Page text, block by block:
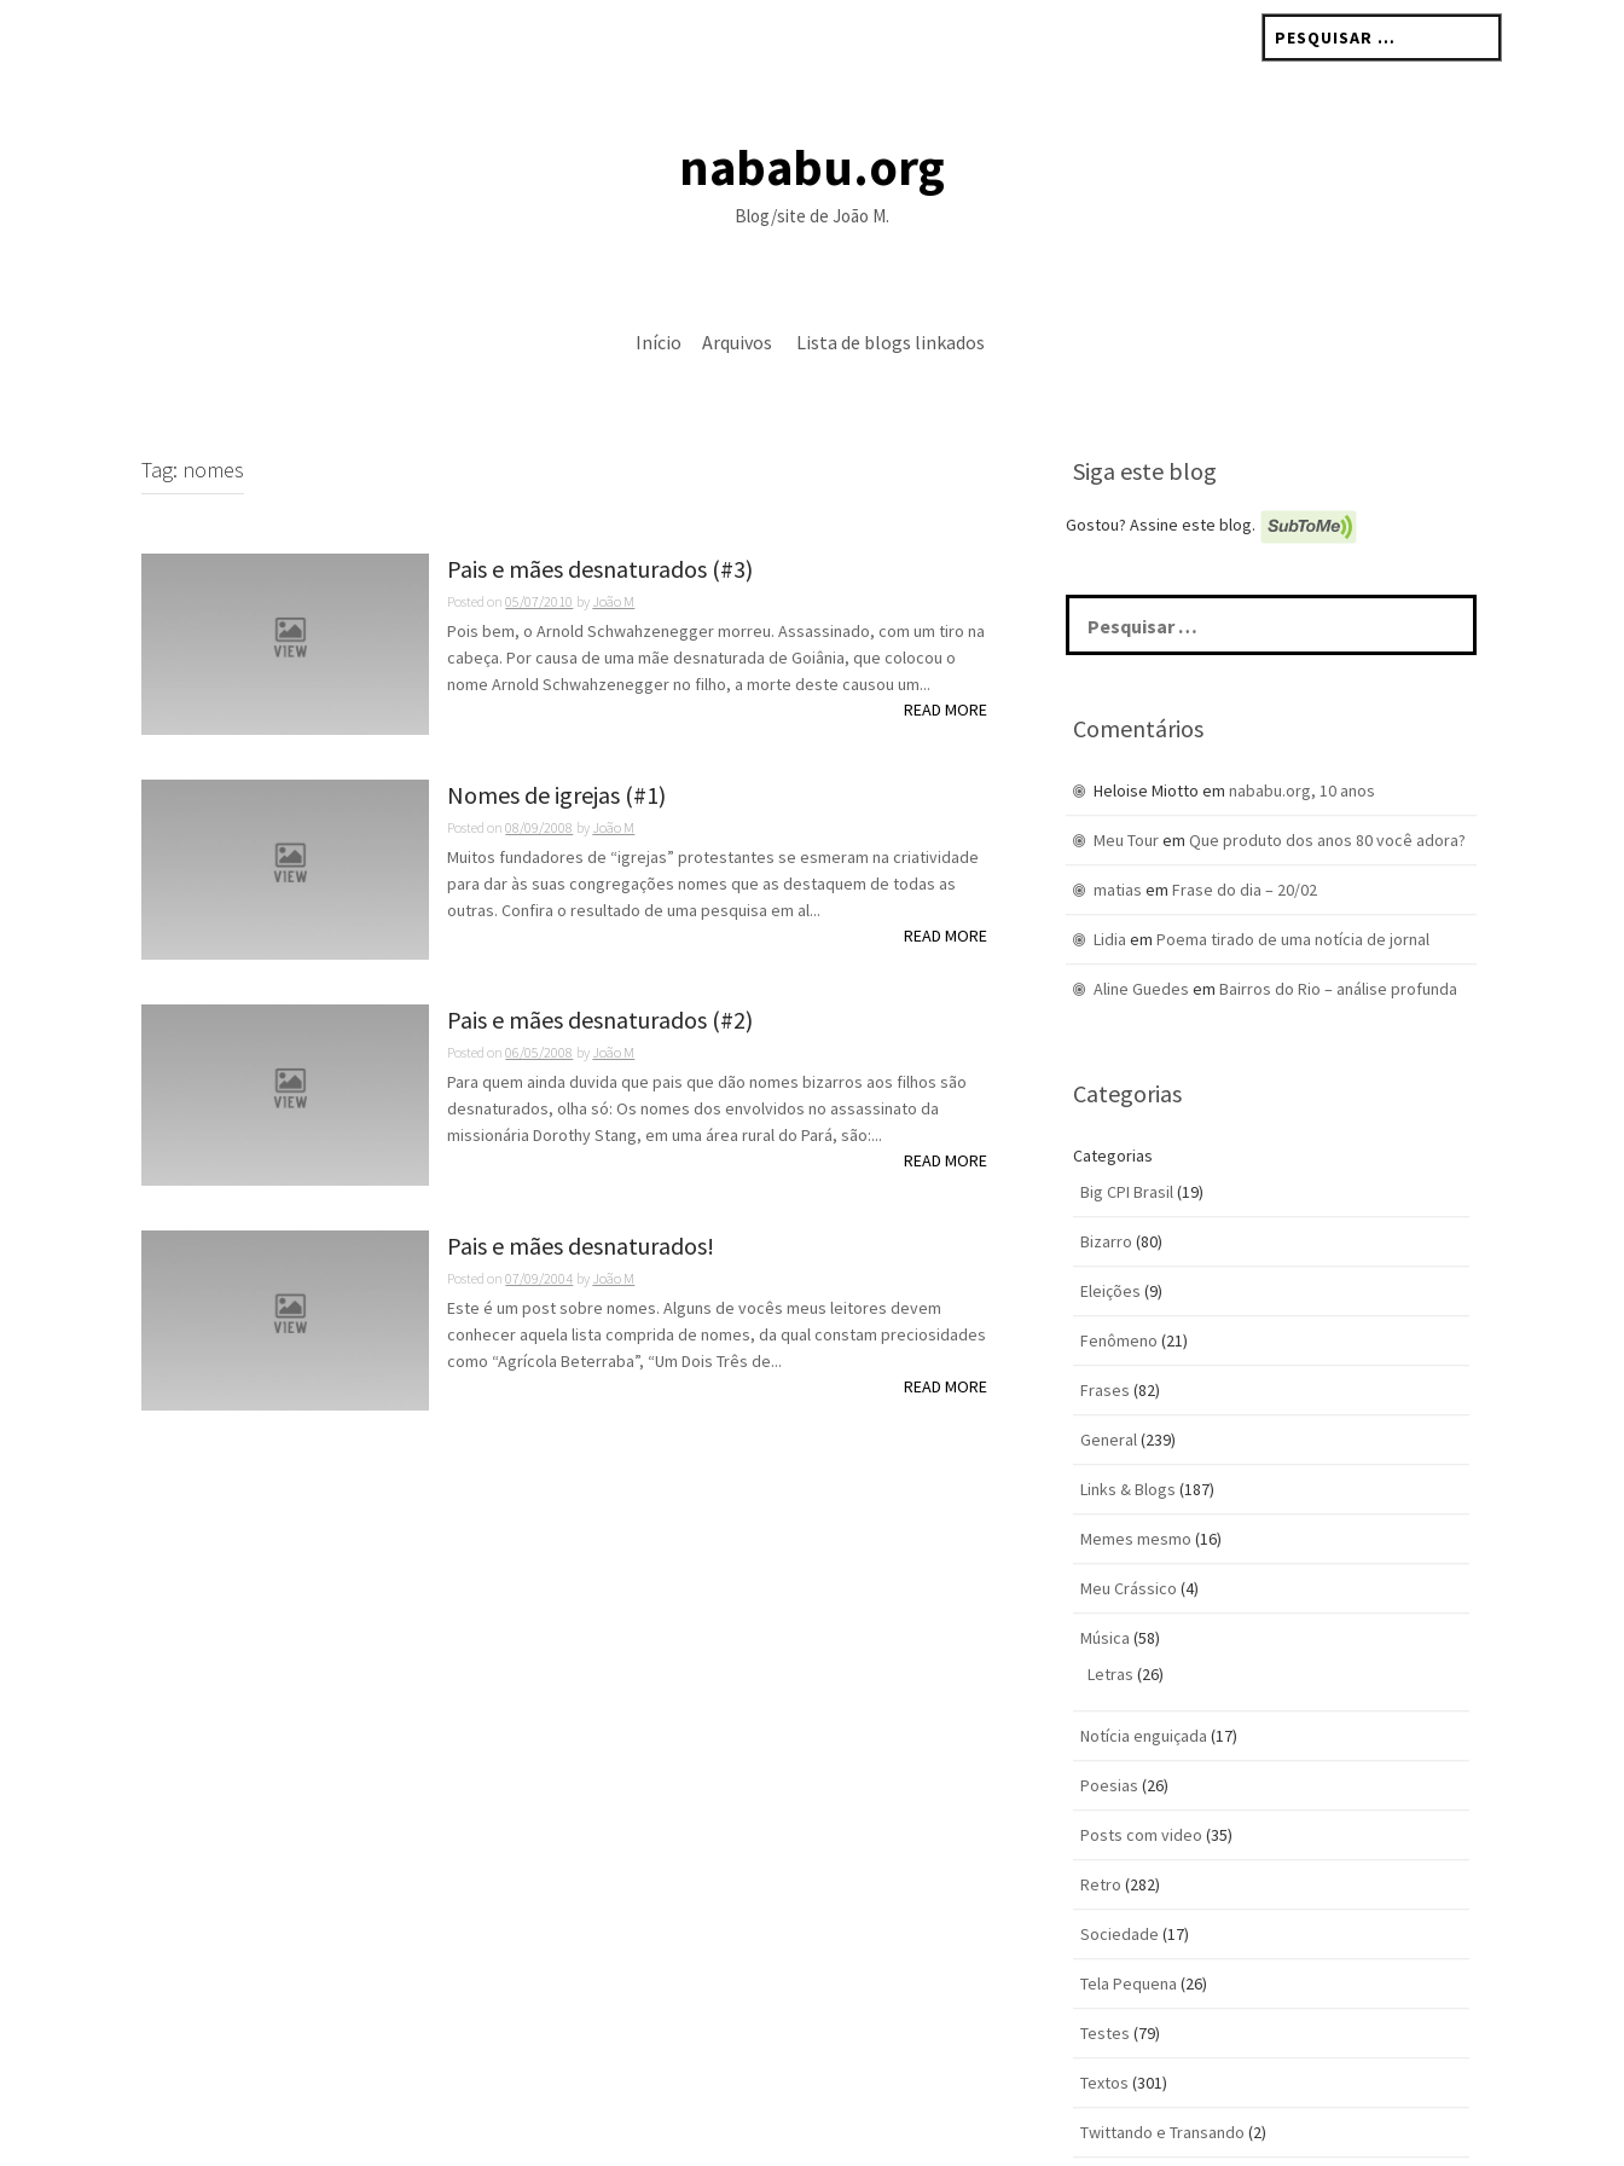
por:
nababu.org
Blog/site de João M.
Início Arquivos Lista de blogs linkados
Tag: nomes
Pais e mães desnaturados (#3)
Posted on05/07/2010 by João M
Pois bem, o Arnold Schwahzenegger morreu. Assassinado, com um tiro na
cabeça. Por causa de uma mãe desnaturada de Goiânia, que colocou o
nome Arnold Schwahzenegger no filho, a morte deste causou um...
READ MORE
Nomes de igrejas (#1)
Posted on08/09/2008 by João M
Muitos fundadores de “igrejas” protestantes se esmeram na criatividade
para dar às suas congregações nomes que as destaquem de todas as
outras. Confira o resultado de uma pesquisa em al...
READ MORE
Pais e mães desnaturados (#2)
Posted on06/05/2008 by João M
Para quem ainda duvida que pais que dão nomes bizarros aos filhos são
desnaturados, olha só: Os nomes dos envolvidos no assassinato da
missionária Dorothy Stang, em uma área rural do Pará, são:...
READ MORE
Pais e mães desnaturados!
Posted on07/09/2004 by João M
Este é um post sobre nomes. Alguns de vocês meus leitores devem
conhecer aquela lista comprida de nomes, da qual constam preciosidades
como “Agrícola Beterraba”, “Um Dois Três de...
READ MORE
Siga este blog
Gostou? Assine este blog.
Pesquisar
por:
Comentários
Heloise Miotto em nababu.org, 10 anos
Meu Tourem Que produto dos anos 80 você adora?
matias em Frase do dia – 20/02
Lidia em Poema tirado de uma notícia de jornal
Aline Guedes em Bairros do Rio – análise profunda
Categorias
Categorias
Big CPI Brasil(19)
Bizarro (80)
Eleições (9)
Fenômeno (21)
Frases (82)
General(239)
Links & Blogs (187)
Memes mesmo (16)
Meu Crássico (4)
Música (58)
Letras (26)
Notícia enguiçada (17)
Poesias (26)
Posts com vi­deo (35)
Retro (282)
Sociedade (17)
Tela Pequena (26)
Testes (79)
Textos (301)
Twittando e Transando (2)